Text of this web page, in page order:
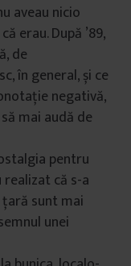
aveau nicio
erau. După ’89,
de
în general, și ce
negativă,
mai audă de
pentru
că s-a
sunt mai
unei